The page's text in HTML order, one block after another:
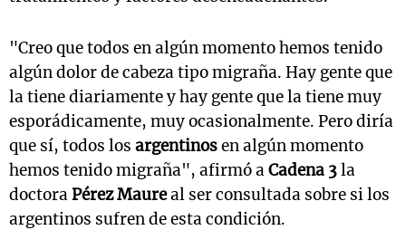
"Creo que todos en algún momento hemos tenido
algún dolor de cabeza tipo migraña. Hay gente que
la tiene diariamente y hay gente que la tiene muy
esporádicamente, muy ocasionalmente. Pero diría
que sí, todos los argentinosen algún momento
hemos tenido migraña", afirmó aCadena 3la
doctoraPérez Maureal ser consultada sobre si los
argentinos sufren de esta condición.